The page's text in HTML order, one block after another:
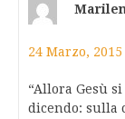
24 Marzo,
“Allora Gesù
dicendo: sulla